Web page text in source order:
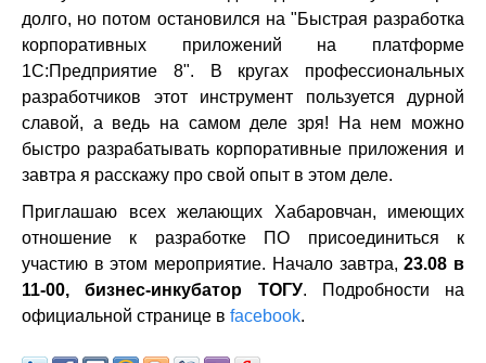
долго, но потом остановился на "Быстрая разработка
корпоративных приложений на платформе
1С:Предприятие 8". В кругах профессиональных
разработчиков этот инструмент пользуется дурной
славой, а ведь на самом деле зря! На нем можно
быстро разрабатывать корпоративные приложения и
завтра я расскажу про свой опыт в этом деле.
Приглашаю всех желающих Хабаровчан, имеющих
отношение к разработке ПО присоединиться к
участию в этом мероприятие. Начало завтра,23.08 в
11-00, бизнес-инкубатор ТОГУ. Подробности на
официальной странице в facebook.